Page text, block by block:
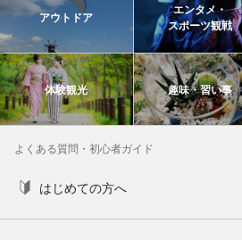
アウトドア
エンタメ・
スポーツ観戦
体験観光 趣味・習い事
よくある質問・初心者ガイド
はじめての方へ